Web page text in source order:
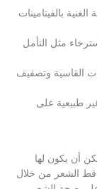
بالفيتامينات
مثل التأمل
القاسية وتصفيف
طبيعية على
أن يكون لها
الشعر من خلال